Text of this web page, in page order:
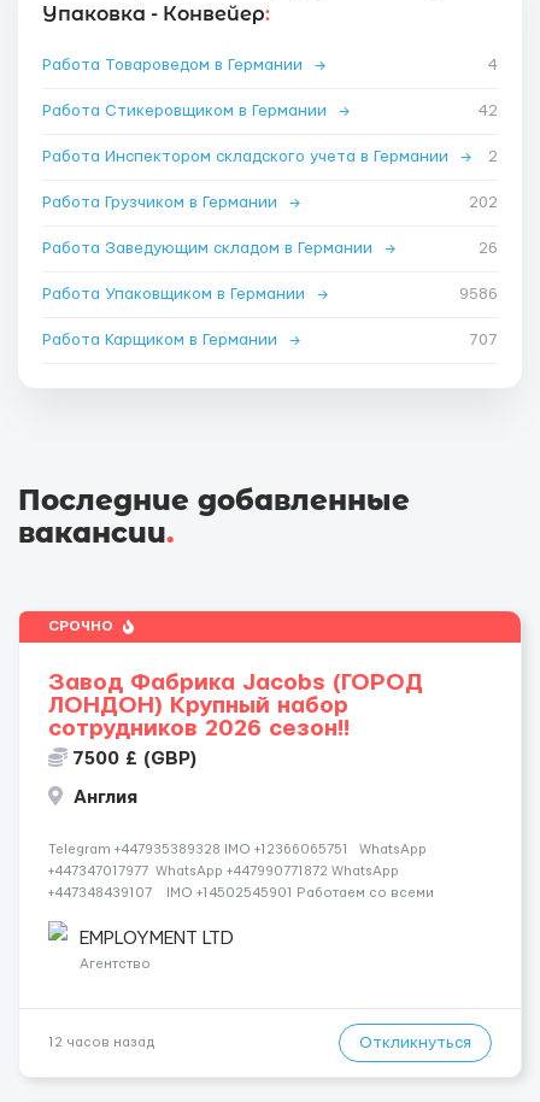
Упаковка - Конвейер:
Работа Товароведом в Германии → 4
Работа Стикеровщиком в Германии → 42
Работа Инспектором складского учета в Германии → 2
Работа Грузчиком в Германии → 202
Работа Заведующим складом в Германии → 26
Работа Упаковщиком в Германии → 9586
Работа Карщиком в Германии → 707
Последние добавленные
вакансии.
СРОЧНО
Завод Фабрика Jacobs (ГОРОД
ЛОНДОН) Крупный набор
сотрудников 2026 сезон!!
7500 £ (GBP)
Англия
Telegram +447935389328 IMO +12366065751 WhatsApp
+447347017977 WhatsApp +447990771872 WhatsApp
+447348439107 IMO +14502545901 Работаем со всеми
СДЕЛАЙ СКРИНШОТ! Telegram:@Vitali_Novikovs Telegram
@Vitali...
EMPLOYMENT LTD
Агентство
12 часов назад Откликнуться